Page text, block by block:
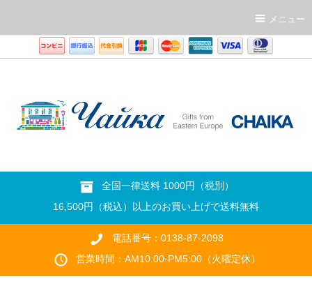
メニュー
全国一律送料 1000円（税別）
16,500円（税込）以上のお買い上げで送料無料
電話番号：0138-87-2098
営業時間：AM10:00-PM5:00（火曜定休）